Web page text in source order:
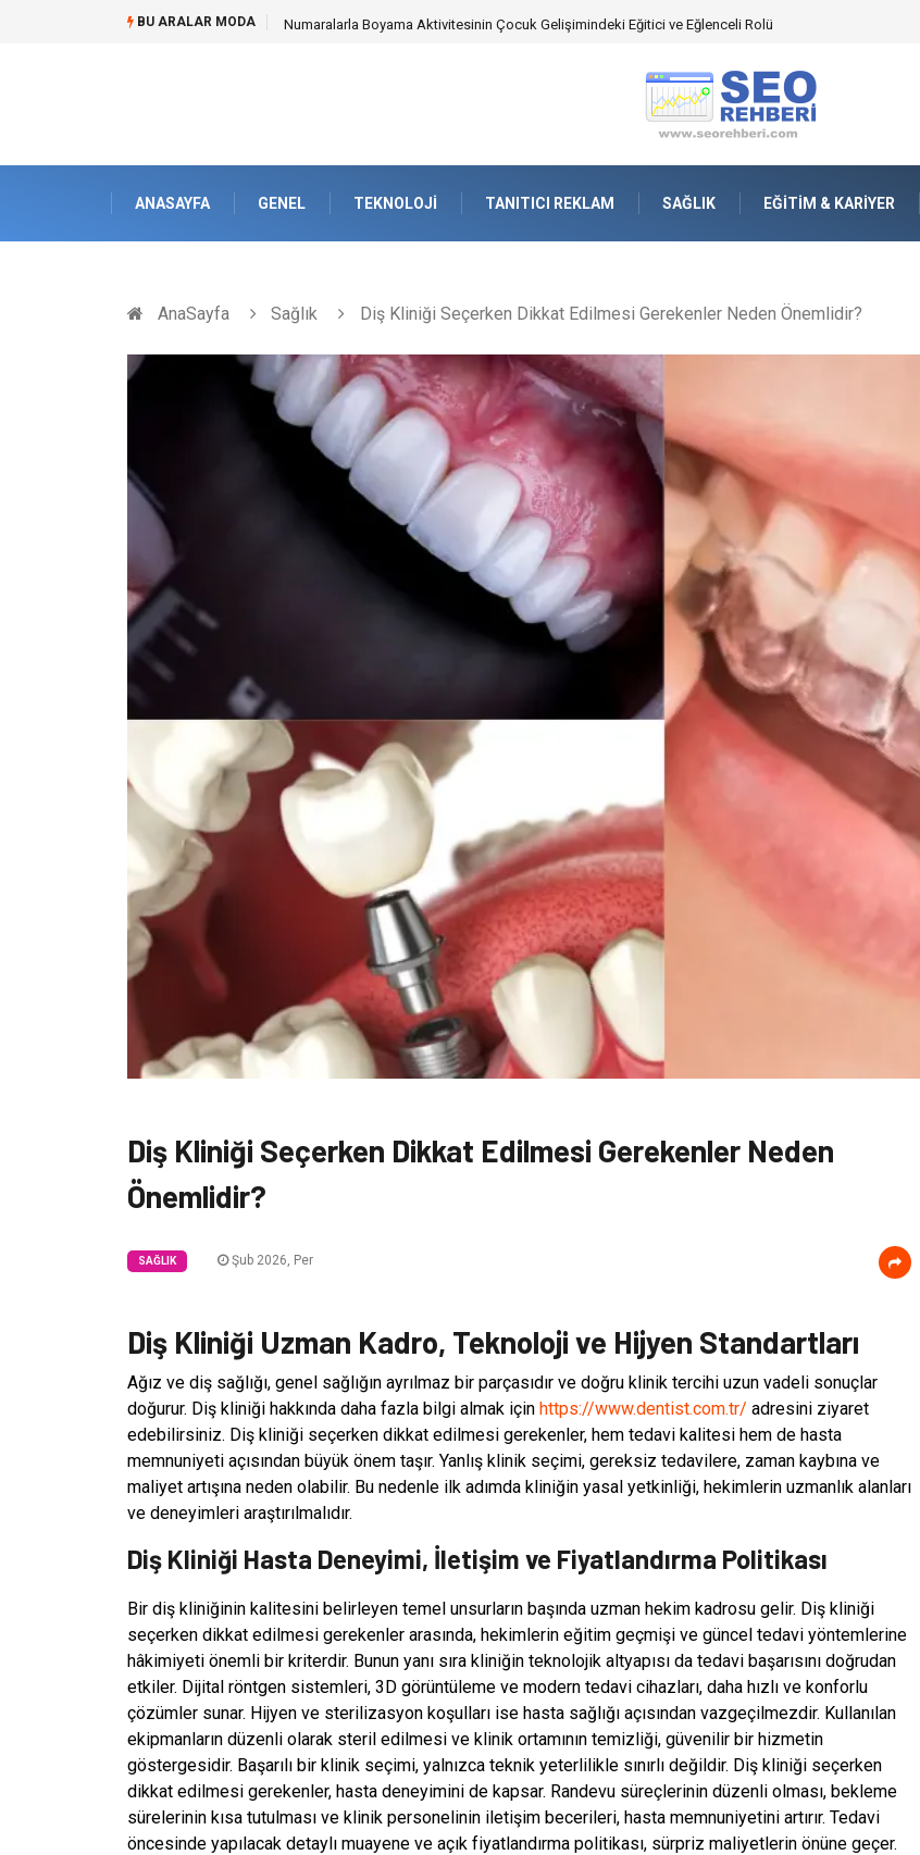
BU ARALAR MODA Numaralarla Boyama Aktivitesinin Çocuk Gelişimindeki Eğitici ve Eğlenceli Rolü
ANASAYFA GENEL TEKNOLOJI TANITICI REKLAM SAĞLIK EĞITIM & KARIYER
AnaSayfa Sağlık Diş Kliniği Seçerken Dikkat Edilmesi Gerekenler Neden Önemlidir?
Diş Kliniği Seçerken Dikkat Edilmesi Gerekenler Neden
Önemlidir?
SAĞLIK Şub 2026, Per
Diş Kliniği Uzman Kadro, Teknoloji ve Hijyen Standartları
Ağız ve diş sağlığı, genel sağlığın ayrılmaz bir parçasıdır ve doğru klinik tercihi uzun vadeli sonuçlar
doğurur. Diş kliniği hakkında daha fazla bilgi almak için https://www.dentist.com.tr/ adresini ziyaret
edebilirsiniz. Diş kliniği seçerken dikkat edilmesi gerekenler, hem tedavi kalitesi hem de hasta
memnuniyeti açısından büyük önem taşır. Yanlış klinik seçimi, gereksiz tedavilere, zaman kaybına ve
maliyet artışına neden olabilir. Bu nedenle ilk adımda kliniğin yasal yetkinliği, hekimlerin uzmanlık alanları
ve deneyimleri araştırılmalıdır.
Diş Kliniği Hasta Deneyimi, İletişim ve Fiyatlandırma Politikası
Bir diş kliniğinin kalitesini belirleyen temel unsurların başında uzman hekim kadrosu gelir. Diş kliniği
seçerken dikkat edilmesi gerekenler arasında, hekimlerin eğitim geçmişi ve güncel tedavi yöntemlerine
hâkimiyeti önemli bir kriterdir. Bunun yanı sıra kliniğin teknolojik altyapısı da tedavi başarısını doğrudan
etkiler. Dijital röntgen sistemleri, 3D görüntüleme ve modern tedavi cihazları, daha hızlı ve konforlu
çözümler sunar. Hijyen ve sterilizasyon koşulları ise hasta sağlığı açısından vazgeçilmezdir. Kullanılan
ekipmanların düzenli olarak steril edilmesi ve klinik ortamının temizliği, güvenilir bir hizmetin
göstergesidir. Başarılı bir klinik seçimi, yalnızca teknik yeterlilikle sınırlı değildir. Diş kliniği seçerken
dikkat edilmesi gerekenler, hasta deneyimini de kapsar. Randevu süreçlerinin düzenli olması, bekleme
sürelerinin kısa tutulması ve klinik personelinin iletişim becerileri, hasta memnuniyetini artırır. Tedavi
öncesinde yapılacak detaylı muayene ve açık fiyatlandırma politikası, sürpriz maliyetlerin önüne geçer.